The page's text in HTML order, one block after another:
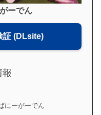
ーでん
証 (DLsite)
報
にーがーでん